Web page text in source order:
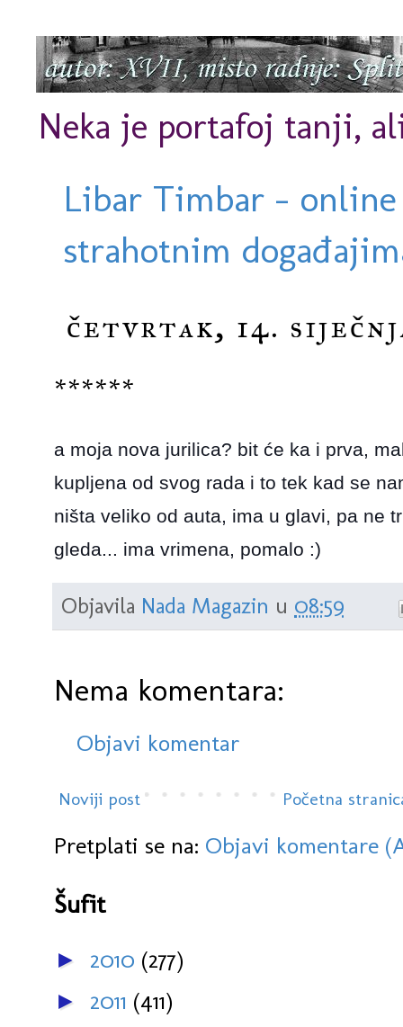
Neka je portafoj tanji,
Libar Timbar -
strahotnim
četvrtak, 14.
******
a moja nova jurilica? bit će ka i prva,
kupljena od svog rada i to tek kad se
ništa veliko od auta, ima u glavi, pa ne
gleda... ima vrimena, pomalo :)
Objavila Nada Magazin u 08:59
Nema komentara:
Objavi komentar
Noviji post Početna
Pretplati se na: Objavi komentare
Šufit
► 2010 (277)
► 2011 (411)